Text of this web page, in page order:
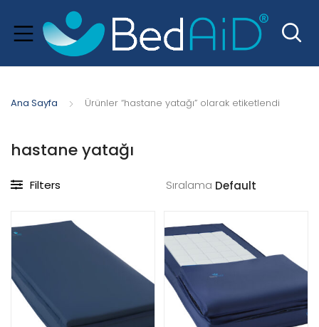
Ana Sayfa Ürünler “hastane yatağı” olarak etiketlendi
hastane yatağı
Filters Sıralama